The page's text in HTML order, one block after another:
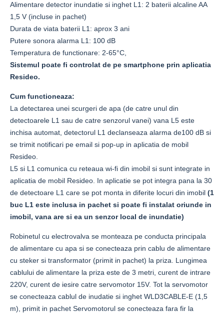
Alimentare detector inundatie si inghet L1: 2 baterii alcaline AA
1,5 V (incluse in pachet)
Durata de viata baterii L1: aprox 3 ani
Putere sonora alarma L1: 100 dB
Temperatura de functionare: 2-65°C,
Sistemul poate fi controlat de pe smartphone prin aplicatia
Resideo.
Cum functioneaza:
La detectarea unei scurgeri de apa (de catre unul din
detectoarele L1 sau de catre senzorul vanei) vana L5 este
inchisa automat, detectorul L1 declanseaza alarma de100 dB si
se trimit notificari pe email si pop-up in aplicatia de mobil
Resideo.
L5 si L1 comunica cu reteaua wi-fi din imobil si sunt integrate in
aplicatia de mobil Resideo. In aplicatie se pot integra pana la 30
de detectoare L1 care se pot monta in diferite locuri din imobil (1
buc L1 este inclusa in pachet si poate fi instalat oriunde in
imobil, vana are si ea un senzor local de inundatie)
Robinetul cu electrovalva se monteaza pe conducta principala
de alimentare cu apa si se conecteaza prin cablu de alimentare
cu steker si transformator (primit in pachet) la priza. Lungimea
cablului de alimentare la priza este de 3 metri, curent de intrare
220V, curent de iesire catre servomotor 15V. Tot la servomotor
se conecteaza cablul de inudatie si inghet WLD3CABLE-E (1,5
m), primit in pachet Servomotorul se conecteaza fara fir la